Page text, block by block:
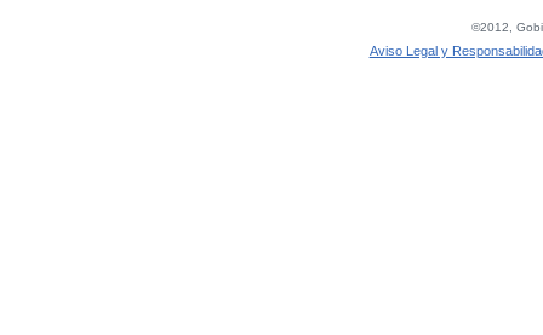
©2012,
Aviso Legal y